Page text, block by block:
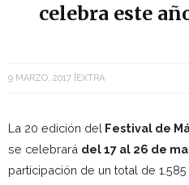
celebra este
9 MARZO, 2017 EXTRA
La 20 edición del Festival de
se celebrará del 17 al 26 de
participación de un total de